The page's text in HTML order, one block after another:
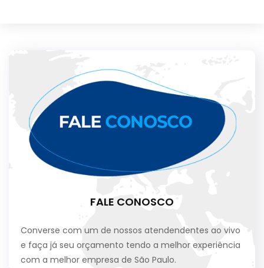
FALE CONOSCO
Converse com um de nossos atendendentes ao vivo
e faça já seu orçamento tendo a melhor experiência
com a melhor empresa de São Paulo.